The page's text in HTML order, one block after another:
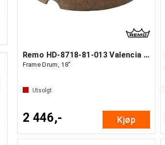
Remo HD-8718-81-013 Valencia Tar
Frame Drum, 18"
Utsolgt
2 446,- Kjøp